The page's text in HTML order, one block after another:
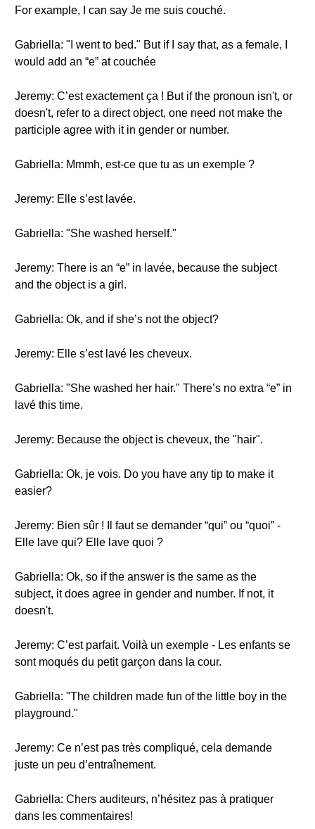
For example, I can say Je me suis couché.
Gabriella: "I went to bed." But if I say that, as a female, I
would add an “e” at couchée
Jeremy: C’est exactement ça ! But if the pronoun isn't, or
doesn't, refer to a direct object, one need not make the
participle agree with it in gender or number.
Gabriella: Mmmh, est-ce que tu as un exemple ?
Jeremy: Elle s’est lavée.
Gabriella: "She washed herself."
Jeremy: There is an “e” in lavée, because the subject
and the object is a girl.
Gabriella: Ok, and if she’s not the object?
Jeremy: Elle s’est lavé les cheveux.
Gabriella: "She washed her hair." There’s no extra “e” in
lavé this time.
Jeremy: Because the object is cheveux, the "hair".
Gabriella: Ok, je vois. Do you have any tip to make it
easier?
Jeremy: Bien sûr ! Il faut se demander “qui” ou “quoi” -
Elle lave qui? Elle lave quoi ?
Gabriella: Ok, so if the answer is the same as the
subject, it does agree in gender and number. If not, it
doesn't.
Jeremy: C’est parfait. Voilà un exemple - Les enfants se
sont moqués du petit garçon dans la cour.
Gabriella: "The children made fun of the little boy in the
playground."
Jeremy: Ce n’est pas très compliqué, cela demande
juste un peu d’entraînement.
Gabriella: Chers auditeurs, n’hésitez pas à pratiquer
dans les commentaires!